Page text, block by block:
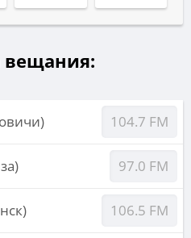
вещания:
104.7 FM
97.0 FM
106.5 FM